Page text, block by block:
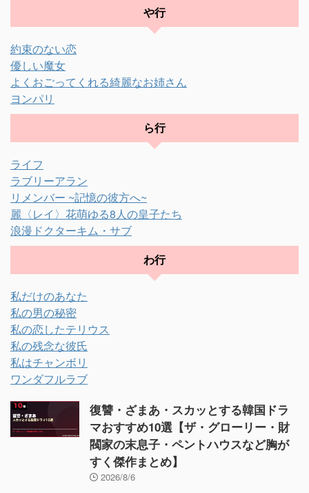
や行
約束のない恋
優しい魔女
よくおごってくれる綺麗なお姉さん
ヨンパリ
ら行
ライフ
ラブリーアラン
リメンバー ~記憶の彼方へ~
麗〈レイ〉花萌ゆる8人の皇子たち
浪漫ドクターキム・サブ
わ行
私だけのあなた
私の男の秘密
私の恋したテリウス
私の残念な彼氏
私はチャンボリ
ワンダフルラブ
復讐・ざまあ・スカッとする韓国ドラ
マおすすめ10選【ザ・グローリー・財
閥家の末息子・ペントハウスなど胸が
すく傑作まとめ】
2026/8/6